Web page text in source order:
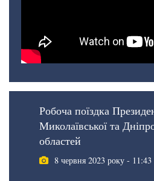
Робоча поїздка
Миколаївської та
областей
8 червня 2023 року - 11:43